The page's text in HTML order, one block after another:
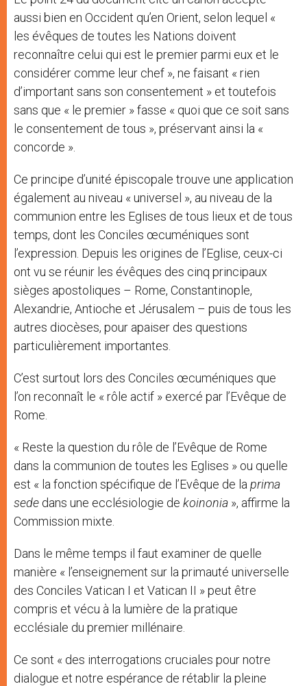
aussi bien en Occident qu’en Orient, selon lequel «
les évêques de toutes les Nations doivent
reconnaître celui qui est le premier parmi eux et le
considérer comme leur chef », ne faisant « rien
d’important sans son consentement » et toutefois
sans que « le premier » fasse « quoi que ce soit sans
le consentement de tous », préservant ainsi la «
concorde ».
Ce principe d’unité épiscopale trouve une application
également au niveau « universel », au niveau de la
communion entre les Eglises de tous lieux et de tous
temps, dont les Conciles œcuméniques sont
l’expression. Depuis les origines de l’Eglise, ceux-ci
ont vu se réunir les évêques des cinq principaux
sièges apostoliques – Rome, Constantinople,
Alexandrie, Antioche et Jérusalem – puis de tous les
autres diocèses, pour apaiser des questions
particulièrement importantes.
C’est surtout lors des Conciles œcuméniques que
l’on reconnaît le « rôle actif » exercé par l’Evêque de
Rome.
« Reste la question du rôle de l’Evêque de Rome
dans la communion de toutes les Eglises » ou quelle
est « la fonction spécifique de l’Evêque de la prima
sede dans une ecclésiologie de koinonia », affirme la
Commission mixte.
Dans le même temps il faut examiner de quelle
manière « l’enseignement sur la primauté universelle
des Conciles Vatican I et Vatican II » peut être
compris et vécu à la lumière de la pratique
ecclésiale du premier millénaire.
Ce sont « des interrogations cruciales pour notre
dialogue et notre espérance de rétablir la pleine